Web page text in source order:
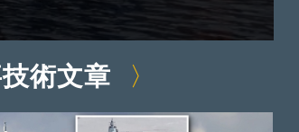
術文章